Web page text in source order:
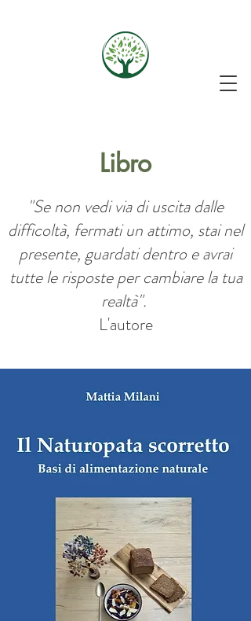
Libro
"Se non vedi via di uscita dalle
difficoltà, fermati un attimo, stai nel
presente, guardati dentro e avrai
tutte le risposte per cambiare la tua
realtà".
L'autore